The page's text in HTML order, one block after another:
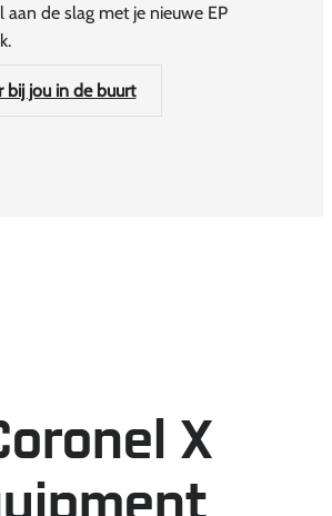
aan de slag met je nieuwe EP
bij jou in de buurt
X